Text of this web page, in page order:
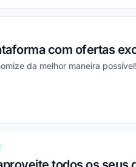
com ofertas
da melhor maneira possível!